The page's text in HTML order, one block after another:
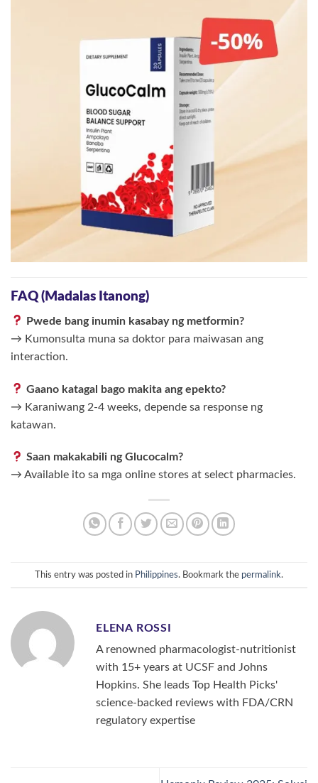
FAQ (Madalas Itanong)
Pwede bang inumin kasabay ng metformin?
→ Kumonsulta muna sa doktor para maiwasan ang
interaction.
Gaano katagal bago makita ang epekto?
→ Karaniwang 2-4 weeks, depende sa response ng
katawan.
Saan makakabili ng Glucocalm?
→ Available ito sa mga online stores at select pharmacies.
This entry was posted in Philippines. Bookmark the permalink.
ELENA ROSSI
A renowned pharmacologist-nutritionist
with 15+ years at UCSF and Johns
Hopkins. She leads Top Health Picks'
science-backed reviews with FDA/CRN
regulatory expertise